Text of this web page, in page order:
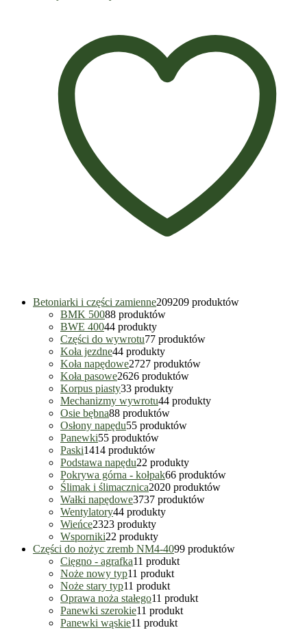
Betoniarki i części zamienne209209 produktów
BMK 50088 produktów
BWE 40044 produkty
Części do wywrotu77 produktów
Koła jezdne44 produkty
Koła napędowe2727 produktów
Koła pasowe2626 produktów
Korpus piasty33 produkty
Mechanizmy wywrotu44 produkty
Osie bębna88 produktów
Osłony napędu55 produktów
Panewki55 produktów
Paski1414 produktów
Podstawa napędu22 produkty
Pokrywa górna - kołpak66 produktów
Ślimak i ślimacznica2020 produktów
Wałki napędowe3737 produktów
Wentylatory44 produkty
Wieńce2323 produkty
Wsporniki22 produkty
Części do nożyc zremb NM4-4099 produktów
Cięgno - agrafka11 produkt
Noże nowy typ11 produkt
Noże stary typ11 produkt
Oprawa noża stałego11 produkt
Panewki szerokie11 produkt
Panewki wąskie11 produkt